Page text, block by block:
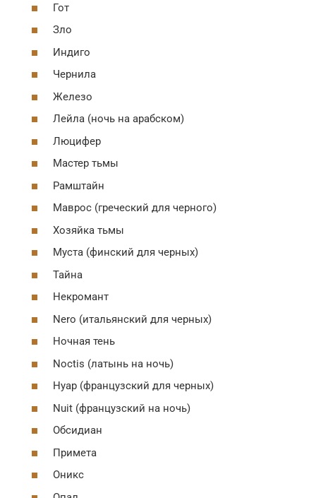
Гот
Зло
Индиго
Чернила
Железо
Лейла (ночь на арабском)
Люцифер
Мастер тьмы
Рамштайн
Маврос (греческий для черного)
Хозяйка тьмы
Муста (финский для черных)
Тайна
Некромант
Nero (итальянский для черных)
Ночная тень
Noctis (латынь на ночь)
Нуар (французский для черных)
Nuit (французский на ночь)
Обсидиан
Примета
Оникс